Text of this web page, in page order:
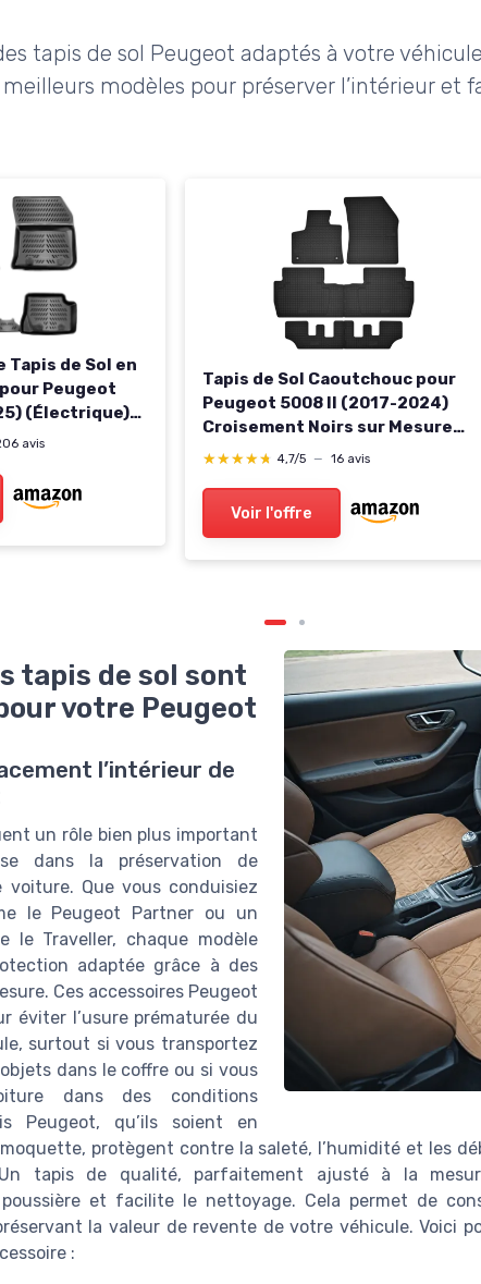
tapis de sol Peugeot adaptés à votre
modèles pour préserver l’intérieur et
Tapis de Sol en
Peugeot
(Électrique)
Voiture en
avis
Tapis de Sol Caoutchouc pour
Peugeot 5008 II (2017-2024)
Croisement Noirs sur Mesure
Ajustement Optimal
★★★★★
★★★★★ 4,7/5 — 16 avis
Voir l'offre
tapis de sol sont
votre Peugeot
l’intérieur de
un rôle bien plus important
dans la préservation de
voiture. Que vous conduisiez
le Peugeot Partner ou un
le Traveller, chaque modèle
adaptée grâce à des
Ces accessoires Peugeot
éviter l’usure prématurée du
surtout si vous transportez
dans le coffre ou si vous
dans des conditions
Peugeot, qu’ils soient en
protègent contre la saleté, l’humidité et les
Un tapis de qualité, parfaitement ajusté à la
poussière et facilite le nettoyage. Cela permet de
la valeur de revente de votre véhicule. Voici
: